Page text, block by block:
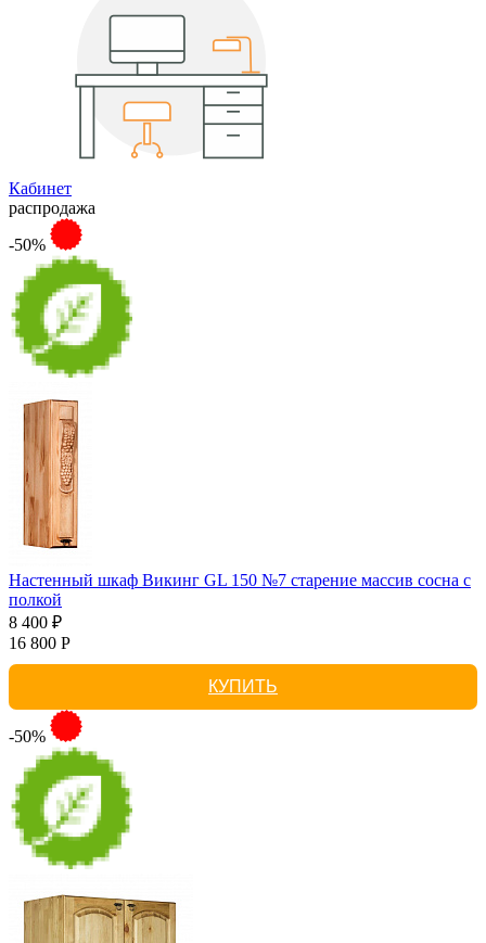
Кабинет
распродажа
-50%
Настенный шкаф Викинг GL 150 №7 старение массив сосна с
полкой
8 400 ₽
16 800 Р
КУПИТЬ
-50%